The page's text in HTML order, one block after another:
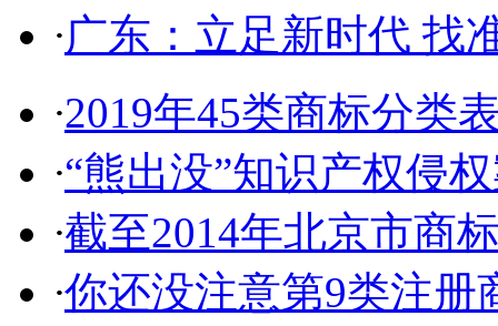
·广东：立足新时代 找
·2019年45类商标分类
·“熊出没”知识产权侵
·截至2014年北京市商
·你还没注意第9类注册